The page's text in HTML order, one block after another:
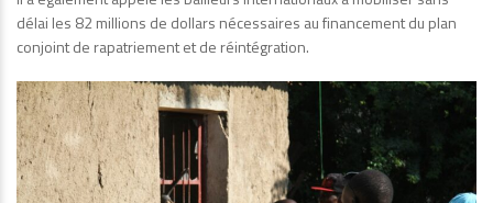
délai les 82 millions de dollars nécessaires au financement du plan
conjoint de rapatriement et de réintégration.